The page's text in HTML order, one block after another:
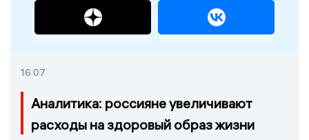
16:07
Аналитика: россияне увеличивают
расходы на здоровый образ жизни